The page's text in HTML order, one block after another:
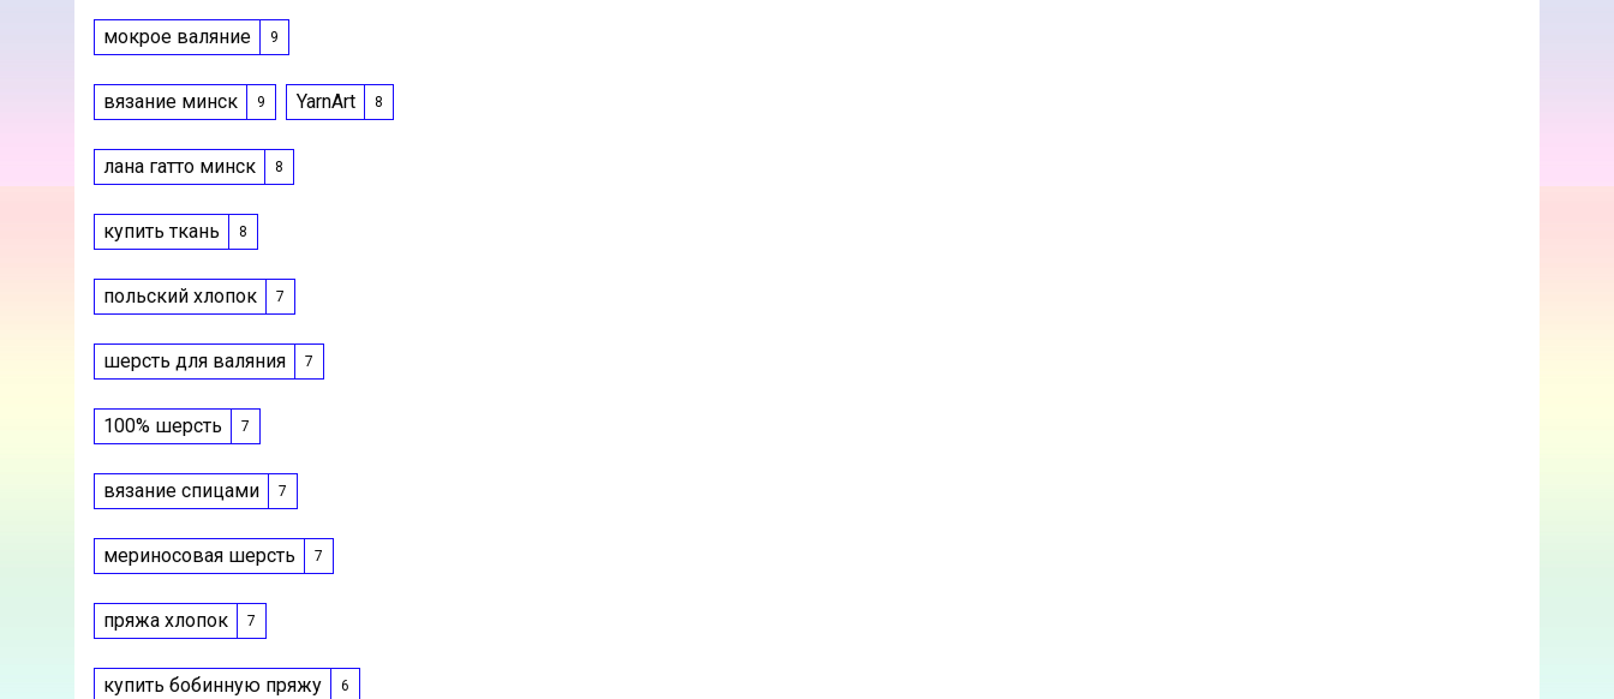
мокрое валяние 9
вязание минск 9 YarnArt 8
лана гатто минск 8
купить ткань 8
польский хлопок 7
шерсть для валяния 7
100% шерсть 7
вязание спицами 7
мериносовая шерсть 7
пряжа хлопок 7
купить бобинную пряжу 6